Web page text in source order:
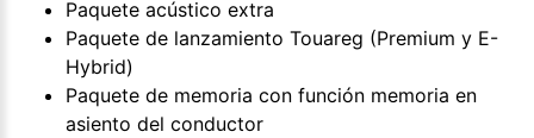
Paquete acústico extra
Paquete de lanzamiento Touareg (Premium y E-
Hybrid)
Paquete de memoria con función memoria en
asiento del conductor